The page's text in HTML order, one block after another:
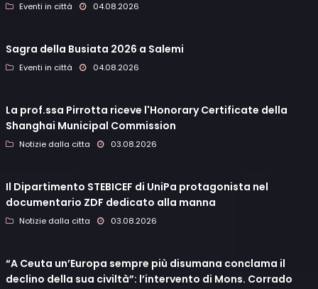
Eventi in città 04.08.2026
Sagra della Busiata 2026 a Salemi
Eventi in città 04.08.2026
La prof.ssa Pirrotta riceve l'Honorary Certificate della
Shanghai Municipal Commission
Notizie dalla citta 03.08.2026
Il Dipartimento STEBICEF di UniPa protagonista nel
documentario ZDF dedicato alla manna
Notizie dalla citta 03.08.2026
“A Ceuta un’Europa sempre più disumana conclama il
declino della sua civiltà”: l’intervento di Mons. Corrado